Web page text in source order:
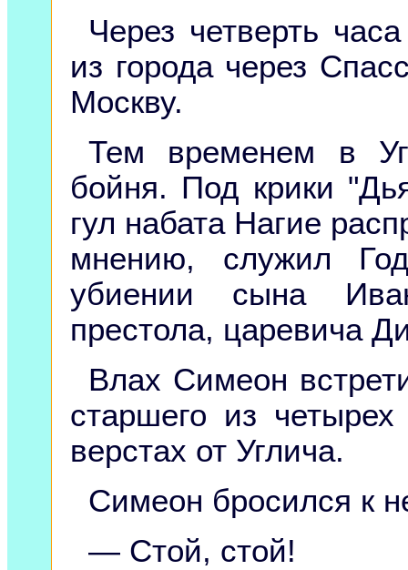
Через четверть
из города через
Москву.
Тем временем в
бойня. Под крики
гул набата Нагие
мнению, служил
убиении сына
престола, царевича
Влах Симеон
старшего из
верстах от Углича.
Симеон бросился к
— Стой, стой!